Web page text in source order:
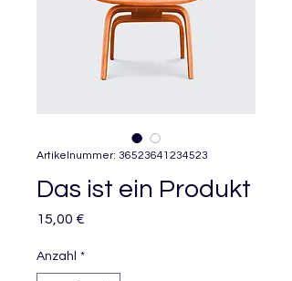
Artikelnummer: 36523641234523
Das ist ein Produkt
15,00 €
Anzahl *